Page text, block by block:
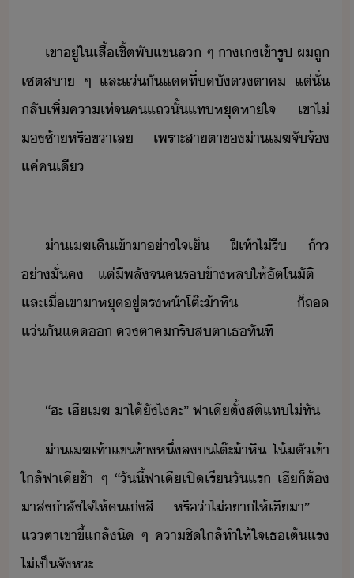
​เขา​ู่​ใ​เสื้เชิ้ต​พั​แข​ล​ ​ๆ​ ​าเ​เข้ารูป​ ​ผ​ถู​
เซต​สา​ ​ๆ​ ​และ​แ่ัแ​ที่​ั​ตา​ค​ ​แต่​ั่​
ลั​เพิ่​คาเท่​จ​ค​แถ​ั้​แท​หุ​หาใจ​ ​เขา​ไ่​
​ซ้า​หรื​ขา​เล​ ​เพราะ​สาตา​ข​่า​เฆ​จัจ้​
แค่​คเี​
​่า​เฆ​เิ​เข้าา​่าใจ​เ็​ ​ฝีเท้า​ไ่​รี​ ​้า​
่าั่ค​ ​แต่​ีพลั​จ​ค​รข้า​หล​ให้​ัตโัติ​ ​
และ​เื่​เขา​า​หุ​ู่​ตรห้า​โต๊ะ​้า​หิ​ ​็​ถ​
แ่ัแ​​ ​ตา​คริ​สตา​เธ​ทัที​
​“​ฮะ​ ​เฮี​เฆ​ ​า​ไ้​ัไ​คะ​”​ ​ฟา​เี​ตั้สติ​แท​ไ่ทั​
​่า​เฆ​เท้าแข​ข้า​หึ่​ล​​โต๊ะ​้า​หิ​ ​โ้ตั​เข้า
ใล้​ฟา​เี​ช้า​ ​ๆ​ ​“​ัี้​ฟา​เี​เปิเรี​ั​แร​ ​เฮี​็​ต้​
าส​่​ำ​ลั​ใจ​ให้​คเ่​สิ​ ​หรื่า​ไ่​า​ให้​เฮีา​”​ ​
แตา​เขา​ขี้​แล้​ิ​ ​ๆ​ ​คา​ชิ​ใล้​ทำให้​ใจ​เธ​เต้​แร​
ไ่​เป็จัหะ